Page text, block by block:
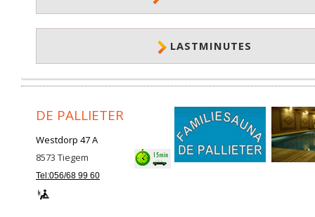
LASTMINUTES
DE PALLIETER
Westdorp 47 A
8573 Tiegem
Tel:056/68 99 60